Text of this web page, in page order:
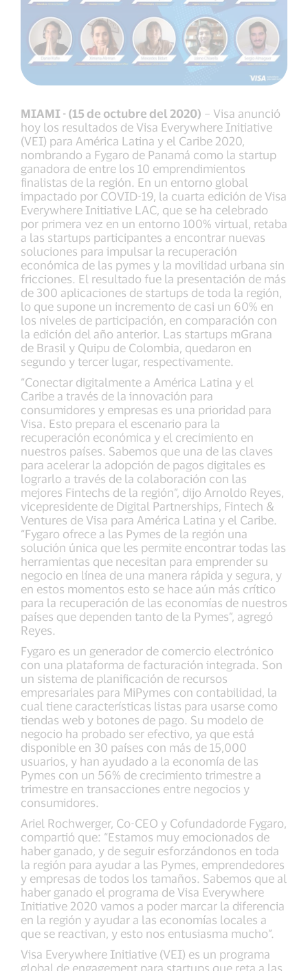
MIAMI - (15 de octubre del 2020) – Visa anunció
hoy los resultados de Visa Everywhere Initiative
(VEI) para América Latina y el Caribe 2020,
nombrando a Fygaro de Panamá como la startup
ganadora de entre los 10 emprendimientos
finalistas de la región. En un entorno global
impactado por COVID-19, la cuarta edición de Visa
Everywhere Initiative LAC, que se ha celebrado
por primera vez en un entorno 100% virtual, retaba
a las startups participantes a encontrar nuevas
soluciones para impulsar la recuperación
económica de las pymes y la movilidad urbana sin
fricciones. El resultado fue la presentación de más
de 300 aplicaciones de startups de toda la región,
lo que supone un incremento de casi un 60% en
los niveles de participación, en comparación con
la edición del año anterior. Las startups mGrana
de Brasil y Quipu de Colombia, quedaron en
segundo y tercer lugar, respectivamente.
“Conectar digitalmente a América Latina y el
Caribe a través de la innovación para
consumidores y empresas es una prioridad para
Visa. Esto prepara el escenario para la
recuperación económica y el crecimiento en
nuestros países. Sabemos que una de las claves
para acelerar la adopción de pagos digitales es
lograrlo a través de la colaboración con las
mejores Fintechs de la región”, dijo Arnoldo Reyes,
vicepresidente de Digital Partnerships, Fintech &
Ventures de Visa para América Latina y el Caribe.
“Fygaro ofrece a las Pymes de la región una
solución única que les permite encontrar todas las
herramientas que necesitan para emprender su
negocio en línea de una manera rápida y segura, y
en estos momentos esto se hace aún más crítico
para la recuperación de las economías de nuestros
países que dependen tanto de la Pymes”, agregó
Reyes.
Fygaro es un generador de comercio electrónico
con una plataforma de facturación integrada. Son
un sistema de planificación de recursos
empresariales para MiPymes con contabilidad, la
cual tiene características listas para usarse como
tiendas web y botones de pago. Su modelo de
negocio ha probado ser efectivo, ya que está
disponible en 30 países con más de 15,000
usuarios, y han ayudado a la economía de las
Pymes con un 56% de crecimiento trimestre a
trimestre en transacciones entre negocios y
consumidores.
Ariel Rochwerger, Co-CEO y Cofundadorde Fygaro,
compartió que: “Estamos muy emocionados de
haber ganado, y de seguir esforzándonos en toda
la región para ayudar a las Pymes, emprendedores
y empresas de todos los tamaños. Sabemos que al
haber ganado el programa de Visa Everywhere
Initiative 2020 vamos a poder marcar la diferencia
en la región y ayudar a las economías locales a
que se reactivan, y esto nos entusiasma mucho”.
Visa Everywhere Initiative (VEI) es un programa
global de engagement para startups que reta a las